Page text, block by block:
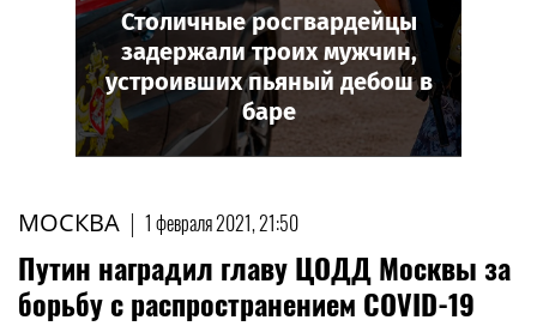
МОСКВА | 1 февраля 2021, 21:50
Путин наградил главу ЦОДД Москвы за
борьбу с распространением COVID-19
Столичные росгвардейцы
задержали троих мужчин,
устроивших пьяный дебош в
баре